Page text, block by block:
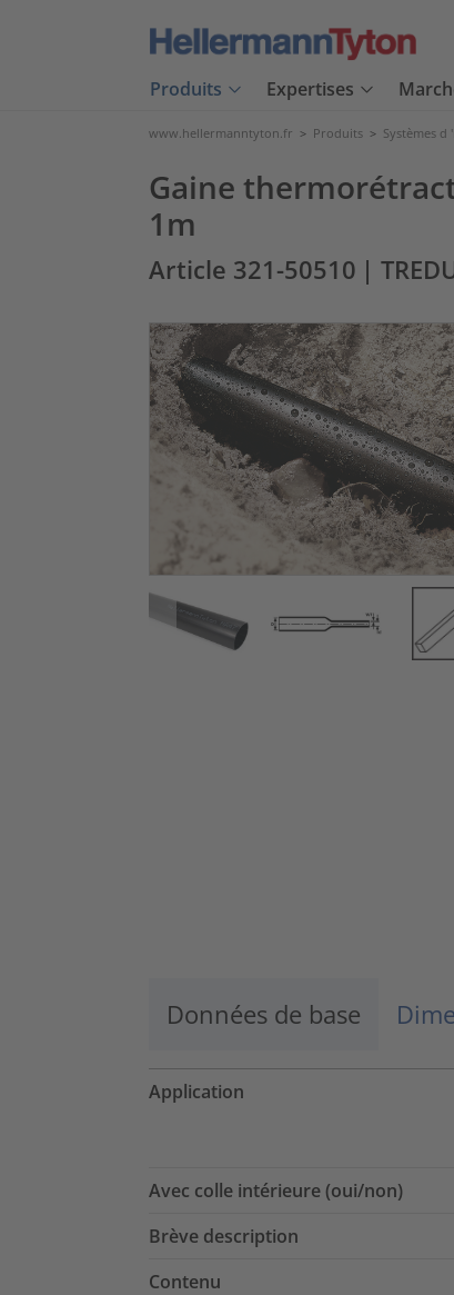
Produits Expertises
www.hellermanntyton.fr > Produits > Systèmes d
Gaine
1m
Article 321-50510 |
Données de base
Application
Avec colle intérieure (oui/non)
Brève description
Contenu